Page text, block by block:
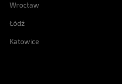
Wrocław
Łódź
Katowice